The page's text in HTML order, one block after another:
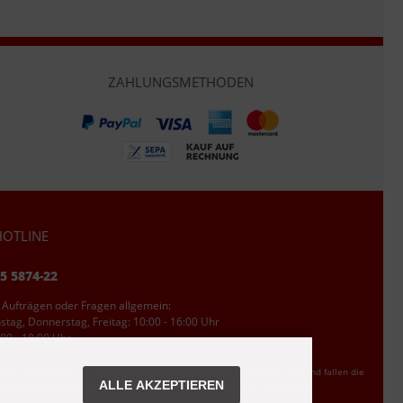
ZAHLUNGSMETHODEN
5874-22
oder Fragen allgemein:
Donnerstag, Freitag: 10:00 - 16:00 Uhr
- 18:00 Uhr
Ortstarif DE, mit Flatratevertrag natürlich kostenlos. Aus dem Ausland fallen die
Auslandsgebühren an. Anrufe aus dem Handynetz können abweichen.
ALLE AKZEPTIEREN